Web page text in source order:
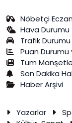
Nöbetçi
Hava Durumu
Trafik Durumu
Puan Durumu
Tüm
Son Dakika
Haber Arşivi
Yazarlar